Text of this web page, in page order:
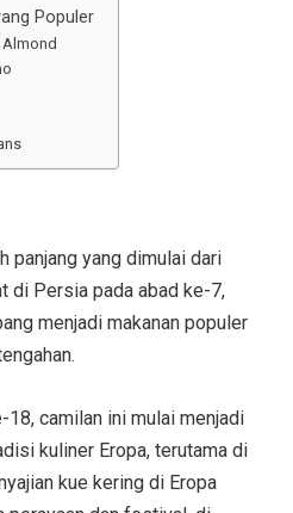
Populer
panjang yang dimulai dari
di Persia pada abad ke-7,
menjadi makanan populer
camilan ini mulai menjadi
kuliner Eropa, terutama di
kue kering di Eropa